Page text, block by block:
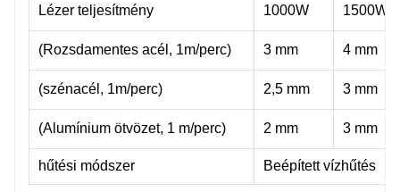
Lézer teljesítmény 1000W 1500W
(Rozsdamentes acél, 1m/perc) 3 mm 4 mm
(szénacél, 1m/perc) 2,5 mm 3 mm
(Alumínium ötvözet, 1 m/perc) 2 mm 3 mm
hűtési módszer Beépített vízhűtés